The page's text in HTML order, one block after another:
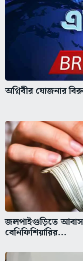
অগ্নিবীর যোজনার
জলপাইগুড়িতে
বেনিফিশিয়ারির...